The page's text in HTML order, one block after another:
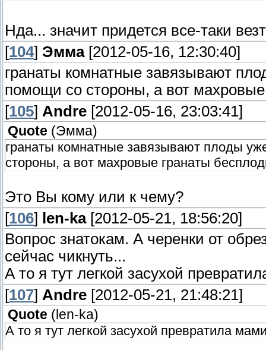
Нда... значит придется все-таки
[104] Эмма[2012-05-16, 12:30:40]
гранаты комнатные завязывают
помощи со стороны, а вот
[105] Andre [2012-05-16, 23:03:41]
Quote (Эмма)
гранаты комнатные завязывают плоды
стороны, а вот махровые гранаты
Это Вы кому или к чему?
[106] len-ka[2012-05-21, 18:56:20]
Вопрос знатокам. А черенки от
сейчас чикнуть...
А то я тут легкой засухой
[107] Andre [2012-05-21, 21:48:21]
Quote ( len-ka)
А то я тут легкой засухой превратила